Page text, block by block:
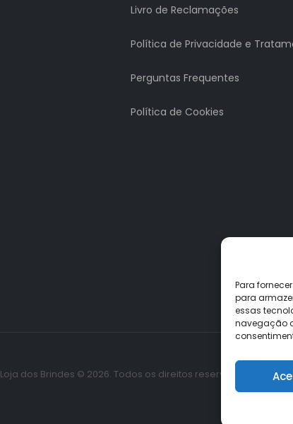
Para
para
essas
navegação
Livro de Reclamações
Política de Privacidade e
Perguntas Frequentes
Política de Cookies
Loja dos Brindes © 2026. Todos os direitos reservados.